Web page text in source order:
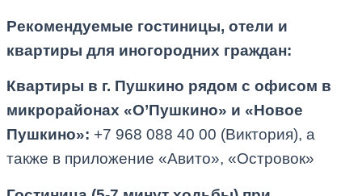
Рекомендуемые гостиницы, отели и
квартиры для иногородних граждан:
Квартиры в г. Пушкино рядом с офисом в
микрорайонах «О’Пушкино» и «Новое
Пушкино»: +7 968 088 40 00 (Виктория), а
также в приложение «Авито», «Островок»